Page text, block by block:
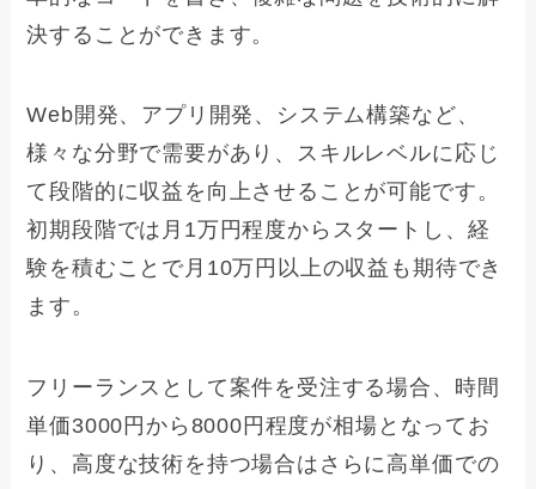
決することができます。
Web開発、アプリ開発、システム構築など、
様々な分野で需要があり、スキルレベルに応じ
て段階的に収益を向上させることが可能です。
初期段階では月1万円程度からスタートし、経
験を積むことで月10万円以上の収益も期待でき
ます。
フリーランスとして案件を受注する場合、時間
単価3000円から8000円程度が相場となってお
り、高度な技術を持つ場合はさらに高単価での